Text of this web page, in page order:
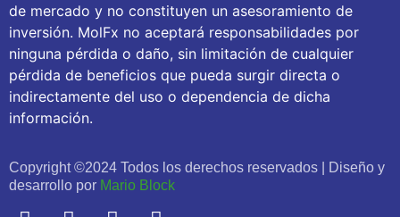
de mercado y no constituyen un asesoramiento de
inversión. MolFx no aceptará responsabilidades por
ninguna pérdida o daño, sin limitación de cualquier
pérdida de beneficios que pueda surgir directa o
indirectamente del uso o dependencia de dicha
información.
Copyright ©2024 Todos los derechos reservados | Diseño y
desarrollo por Mario Block